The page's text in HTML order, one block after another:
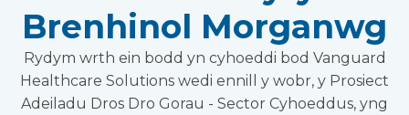
Brenhinol Morganwg
Rydym wrth ein bodd yn cyhoeddi bod Vanguard
Healthcare Solutions wedi ennill y wobr, y Prosiect
Adeiladu Dros Dro Gorau - Sector Cyhoeddus, yng